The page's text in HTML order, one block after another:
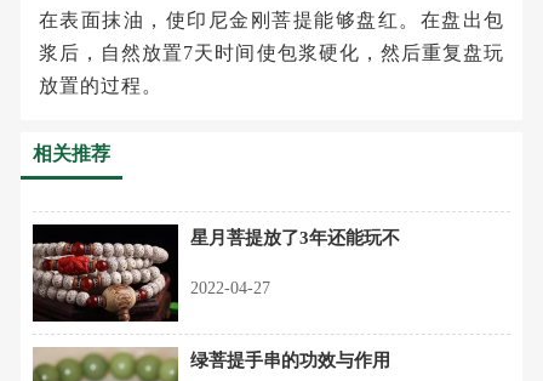
在表面抹油，使印尼金刚菩提能够盘红。在盘出包
浆后，自然放置7天时间使包浆硬化，然后重复盘玩
放置的过程。
相关推荐
星月菩提放了3年还能玩不
2022-04-27
绿菩提手串的功效与作用